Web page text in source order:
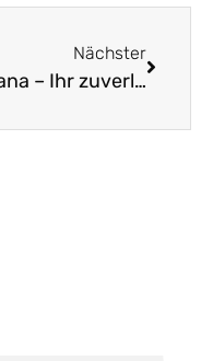
Nächster
Visana – Ihr zuverlässiger Partner in Sachen Gesundheit